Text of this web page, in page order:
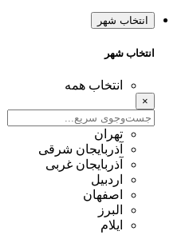
انتخاب شهر
انتخاب شهر
انتخاب همه
×
تهران
آذربایجان شرقی
آذربایجان غربی
اردبیل
اصفهان
البرز
ایلام